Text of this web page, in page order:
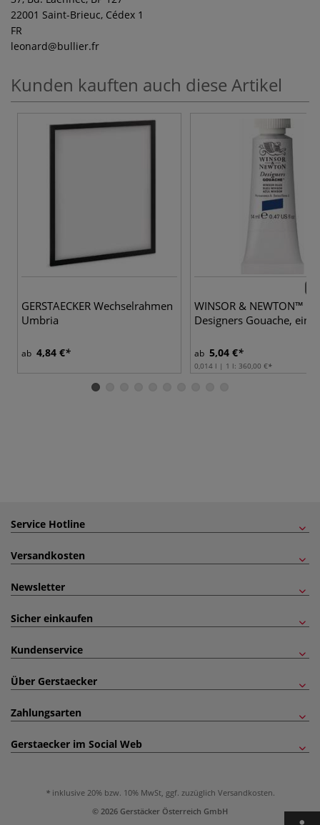
22001 Saint-Brieuc, Cédex 1
FR
leonard@bullier.fr
Kunden kauften auch diese Artikel
GERSTAECKER Wechselrahmen
Umbria
ab 4,84 €
WINSOR & NEWTON™
Designers Gouache,
ab 5,04 €
0,014 l | 1 l: 360,00 €
Service Hotline
Versandkosten
Newsletter
Sicher einkaufen
Kundenservice
Über Gerstaecker
Zahlungsarten
Gerstaecker im Social Web
inklusive 20% bzw. 10% MwSt, ggf. zuzüglich Versandkosten.
© 2026 Gerstäcker Österreich GmbH